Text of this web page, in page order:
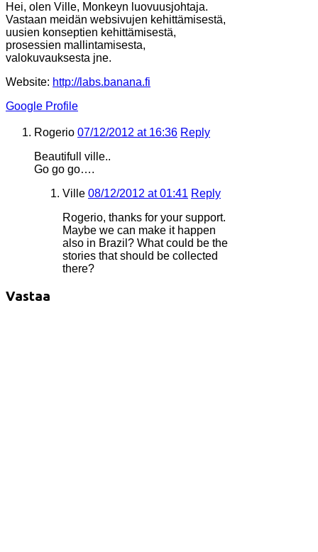
Hei, olen Ville, Monkeyn luovuusjohtaja.
Vastaan meidän websivujen kehittämisestä,
uusien konseptien kehittämisestä,
prosessien mallintamisesta,
valokuvauksesta jne.
Website: http://labs.banana.fi
Google Profile
Rogerio 07/12/2012 at 16:36 Reply
Beautifull ville..
Go go go….
Ville 08/12/2012 at 01:41 Reply
Rogerio, thanks for your support.
Maybe we can make it happen
also in Brazil? What could be the
stories that should be collected
there?
Vastaa